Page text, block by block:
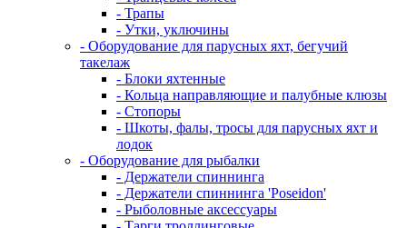
- Трапы
- Утки, уключины
- Оборудование для парусных яхт, бегучий
такелаж
- Блоки яхтенные
- Кольца направляющие и палубные клюзы
- Стопоры
- Шкоты, фалы, тросы для парусных яхт и
лодок
- Оборудование для рыбалки
- Держатели спиннинга
- Держатели спиннинга 'Poseidon'
- Рыболовные аксессуары